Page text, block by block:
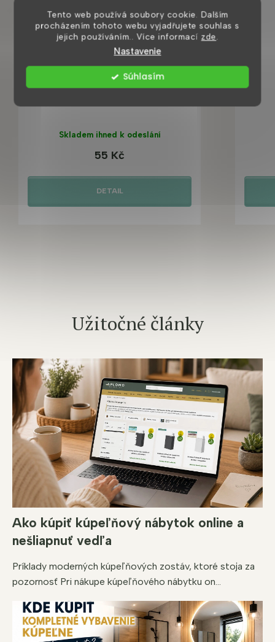
Tento web používá soubory cookie. Dalším
procházením tohoto webu vyjadřujete souhlas s
jejich používáním.. Více informací zde
Nastavenie
Súhlasím
Flexi sifon 5/4
Skladem ihned k odeslání
55 Kč
DETAIL
Užitočné články
Ako kúpiť kúpeľňový nábytok online a
nešliapnuť vedľa
Príklady moderných kúpeľňových zostáv, ktoré stoja za
pozornosť Pri nákupe kúpeľňového nábytku on...